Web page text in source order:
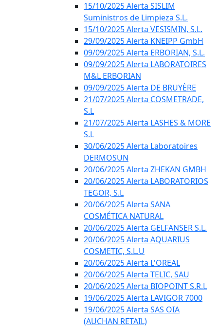
15/10/2025 Alerta SISLIM
Suministros de Limpieza S.L.
15/10/2025 Alerta VESISMIN, S.L.
29/09/2025 Alerta KNEIPP GmbH
09/09/2025 Alerta ERBORIAN, S.L.
09/09/2025 Alerta LABORATOIRES
M&L ERBORIAN
09/09/2025 Alerta DE BRUYÈRE
21/07/2025 Alerta COSMETRADE,
S.L
21/07/2025 Alerta LASHES & MORE
S.L
30/06/2025 Alerta Laboratoires
DERMOSUN
20/06/2025 Alerta ZHEKAN GMBH
20/06/2025 Alerta LABORATORIOS
TEGOR, S.L
20/06/2025 Alerta SANA
COSMÉTICA NATURAL
20/06/2025 Alerta GELFANSER S.L.
20/06/2025 Alerta AQUARIUS
COSMETIC, S.L.U
20/06/2025 Alerta L'OREAL
20/06/2025 Alerta TELIC, SAU
20/06/2025 Alerta BIOPOINT S.R.L
19/06/2025 Alerta LAVIGOR 7000
19/06/2025 Alerta SAS OIA
(AUCHAN RETAIL)